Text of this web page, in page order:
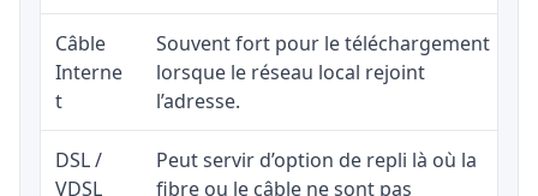
Câble
Interne
t
Souvent fort pour le téléchargement
lorsque le réseau local rejoint
l’adresse.
DSL /
VDSL
Peut servir d’option de repli là où la
fibre ou le câble ne sont pas